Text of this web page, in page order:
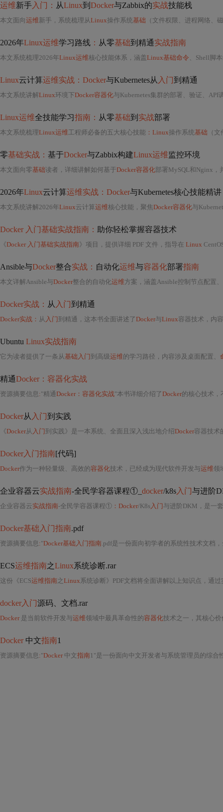
运维新手入门： 从Linux到 Docker与Zabbix的实战技能栈
本文面向运维新手，系统梳理从Linux操作系统基础 （文件权限、进程网络、磁盘日志）到核心服务（
2026年Linux运维学习路线 ： 从零基础到精通实战指南
本文系统梳理2026年Linux运维核心技能体系，涵盖 Linux基础命令 、Shell脚
Linux云计算运维实战：Docker与Kubernetes从 入门到精通
本文系统讲解Linux环境下Docker容器化与Kubernetes集群的部署、验证、API调用、性能监控及故障排查。涵盖环境准备、单机k8s搭建（
Linux运维全技能学习指南： 从零基础到 实战部署
本文系统梳理Linux运维工程师必备的五大核心技能 ：Linux操作系统基础 （文件
零基础实战： 基于Docker与Zabbix构建Linux运维监控环境
本文面向零基础读者，详细讲解如何基于Docker容器化部署MySQL和Nginx，
2026年Linux云计算运维实战：Docker与Kubernetes核心技能精讲
本文系统讲解2026年Linux云计算 运维核心技能，聚焦Docker容器化与
Docker 入门基础实战指南： 助你轻松掌握容器技术
《Docker 入门基础实战指南》项目，提供详细 PDF 文件，指导在 Linux
Ansible与Docker整合实战： 自动化运维与容器化部署指南
本文详解Ansible与Docker整合的自动化运维方案，涵盖Ansible控制节点配置、
Docker实战： 从 入门到精通
Docker实战： 从 入门到精通，这本书全面讲述了Docker与Linux容器技术，内
Ubuntu Linux实战指南
它为读者提供了一条从基础入门到高级运维的学习路径，内容涉及桌面配置、
精通Docker：容器化实战
资源摘要信息:"精通Docker：容器化实战"本书详细介绍了Docker的核心技术，
Docker从 入门到实践
《Docker从 入门到实践》是一本系统、全面且深入浅出地介绍Docker容器技术
Docker入门指南[代码]
Docker作为一种轻量级、高效的容器化技术，已经成为现代软件开发与运维领
企业容器云实战指南-全民学容器课程①_ docker/k8s入门与进阶
企业容器云实战指南-全民学容器课程① ：Docker/K8s入门与进阶DKM，是一
Docker基础入门指南.pdf
资源摘要信息:"Docker基础入门指南.pdf是一份面向初学者的系统性技术文档
ECS运维指南之Linux系统诊断.rar
这份《ECS运维指南之 Linux系统诊断》PDF文档将全面讲解以上知识点，通
docker入门源码、文档.rar
Docker 是当前软件开发与运维领域中最具革命性的容器化技术之一，其核心价值在于
Docker 中文指南1
资源摘要信息:"Docker 中文指南1"是一份面向中文开发者与系统管理员的综合